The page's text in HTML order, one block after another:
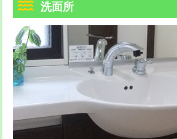
追加人工
廃棄・処分
※給水管工事は20mmまでの価格です。
給水管工事※（土の掘削・埋め戻し作
業)
給水管工事※（塩ビ管（VP・HI）使
用/3ｍまで)
給水管工事※（塩ビ管（VP・HI）使
用（追加）/3ｍ超え)
給水管工事※（ライニング鋼管・銅
トーラー機使用/3mまで
追加トーラー機使用/3m超え
カメラ調査
桝清掃
止水・漏水調査・防水処理・清掃・修
理・調整・分解・加工など（軽作業）
洗面所